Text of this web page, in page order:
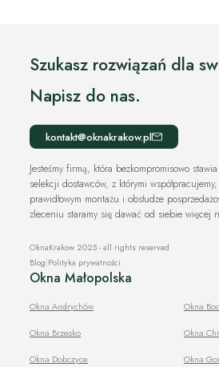
Szukasz rozwiązań dla
Napisz do nas.
kontakt@oknakrakow.pl
Jesteśmy firmą, która bezkompromisowo
selekcji dostawców, z którymi
prawidłowym montażu i obsłudze
zleceniu staramy się dawać od siebie więcej
OknaKrakow 2025 - all rights reserved
Blog Polityka prywatności
Okna Małopolska
Okna Andrychów Okna
Okna Brzesko Okna
Okna Dobczyce Okna